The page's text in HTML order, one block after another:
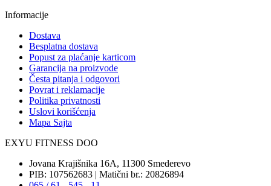
Informacije
Dostava
Besplatna dostava
Popust za plaćanje karticom
Garancija na proizvode
Česta pitanja i odgovori
Povrat i reklamacije
Politika privatnosti
Uslovi korišćenja
Mapa Sajta
EXYU FITNESS DOO
Jovana Krajišnika 16A, 11300 Smederevo
PIB: 107562683 | Matični br.: 20826894